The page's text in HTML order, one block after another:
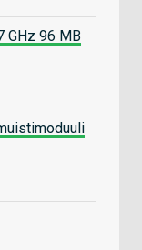
GHz 96 MB